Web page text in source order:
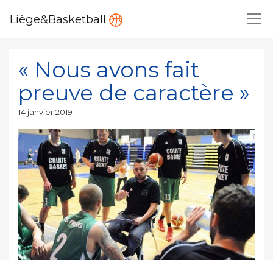
Liège&Basketball
« Nous avons fait
preuve de caractère »
Publié
14 janvier 2019